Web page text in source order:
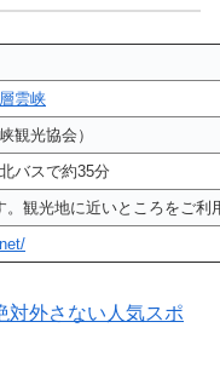
雲峡
観光協会）
バスで約35分
。観光地に近いところをご利
対外さない人気スポ